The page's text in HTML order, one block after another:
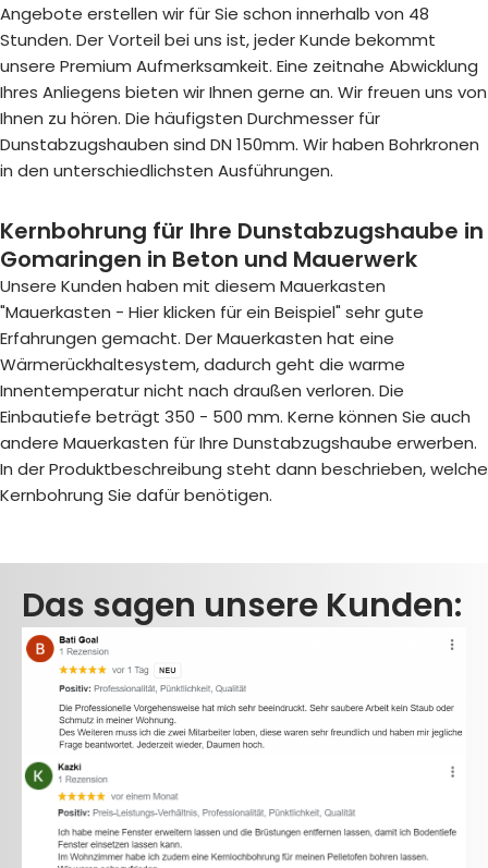
Angebote erstellen wir für Sie schon innerhalb von 48
Stunden. Der Vorteil bei uns ist, jeder Kunde bekommt
unsere Premium Aufmerksamkeit. Eine zeitnahe Abwicklung
Ihres Anliegens bieten wir Ihnen gerne an. Wir freuen uns von
Ihnen zu hören. Die häufigsten Durchmesser für
Dunstabzugshauben sind DN 150mm. Wir haben Bohrkronen
in den unterschiedlichsten Ausführungen.
Kernbohrung für Ihre Dunstabzugshaube in
Gomaringen in Beton und Mauerwerk
Unsere Kunden haben mit diesem Mauerkasten
"Mauerkasten - Hier klicken für ein Beispiel" sehr gute
Erfahrungen gemacht. Der Mauerkasten hat eine
Wärmerückhaltesystem, dadurch geht die warme
Innentemperatur nicht nach draußen verloren. Die
Einbautiefe beträgt 350 - 500 mm. Kerne können Sie auch
andere Mauerkasten für Ihre Dunstabzugshaube erwerben.
In der Produktbeschreibung steht dann beschrieben, welche
Kernbohrung Sie dafür benötigen.
Das sagen unsere Kunden: